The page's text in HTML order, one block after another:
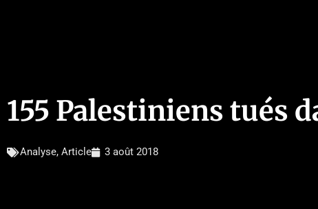
155 Palestiniens tués
Analyse, Article 3 août 2018